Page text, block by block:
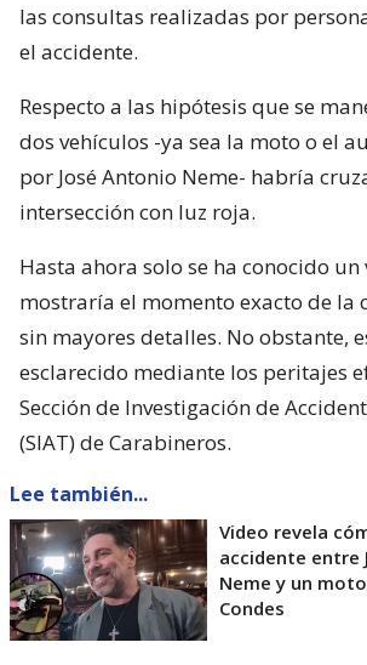
las consultas realizadas por
el accidente.
Respecto a las hipótesis que se
dos vehículos -ya sea la moto o el
por José Antonio Neme- habría
intersección con luz roja.
Hasta ahora solo se ha conocido
mostraría el momento exacto de la
sin mayores detalles. No obstante,
esclarecido mediante los peritajes
Sección de Investigación de
(SIAT) de Carabineros.
Lee también...
Video revela
accidente entre
Neme y un
Condes